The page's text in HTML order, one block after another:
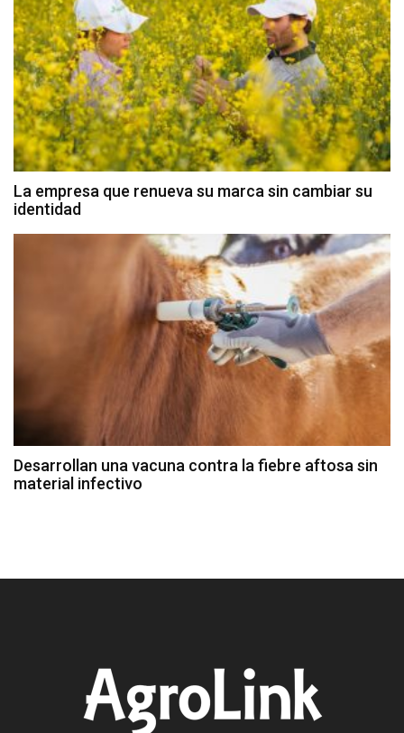
La empresa que renueva su marca sin cambiar su
identidad
Desarrollan una vacuna contra la fiebre aftosa sin
material infectivo